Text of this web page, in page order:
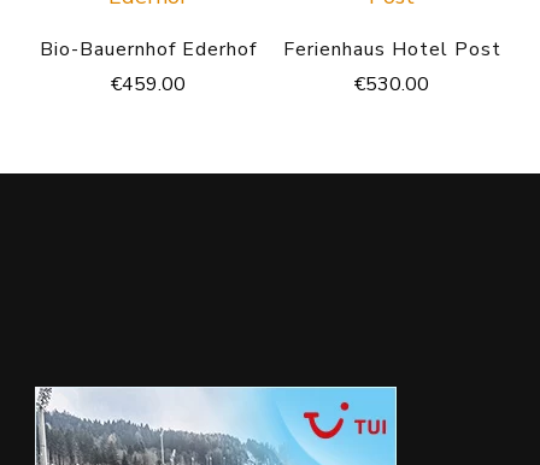
Bio-Bauernhof Ederhof
€459.00
Ferienhaus Hotel Post
€530.00